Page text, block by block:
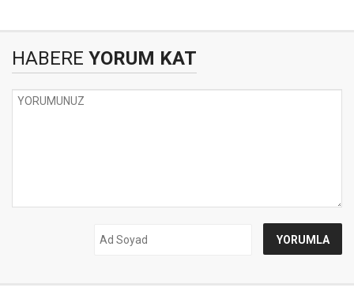
HABERE YORUM KAT